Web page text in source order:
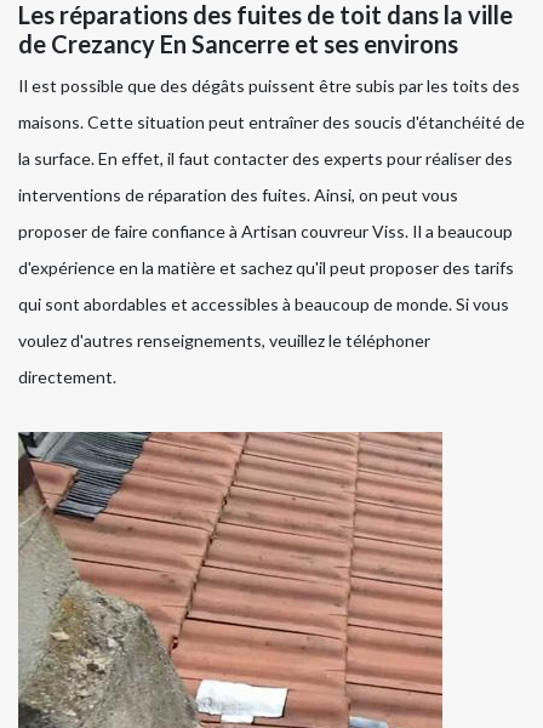
Les réparations des fuites de toit dans la ville
de Crezancy En Sancerre et ses environs
Il est possible que des dégâts puissent être subis par les toits des
maisons. Cette situation peut entraîner des soucis d'étanchéité de
la surface. En effet, il faut contacter des experts pour réaliser des
interventions de réparation des fuites. Ainsi, on peut vous
proposer de faire confiance à Artisan couvreur Viss. Il a beaucoup
d'expérience en la matière et sachez qu'il peut proposer des tarifs
qui sont abordables et accessibles à beaucoup de monde. Si vous
voulez d'autres renseignements, veuillez le téléphoner
directement.